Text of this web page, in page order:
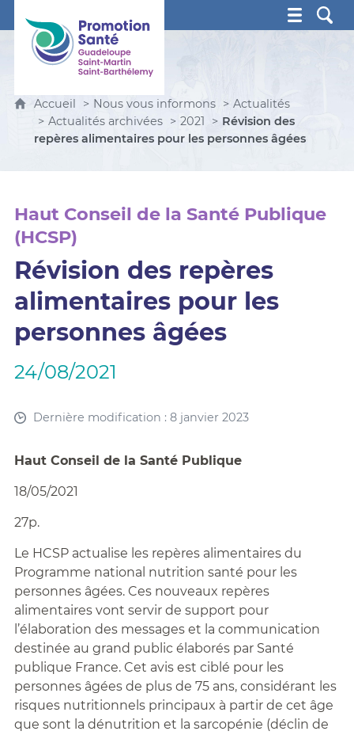
Promotion Santé Guadeloupe, Saint-Martin, Saint
Accueil Nous vous informons
Actualités
Actualités archivées
2021
Révision des
repères alimentaires pour les personnes âgées
Haut Conseil de la Santé Publique
(HCSP)
Révision des repères
alimentaires pour les
personnes âgées
24/08/2021
Dernière modification : 8 janvier 2023
Haut Conseil de la Santé Publique
18/05/2021
27p.
Le HCSP actualise les repères alimentaires du
Programme national nutrition santé pour les
personnes âgées. Ces nouveaux repères
alimentaires vont servir de support pour
l’élaboration des messages et la communication
destinée au grand public élaborés par Santé
publique France. Cet avis est ciblé pour les
personnes âgées de plus de 75 ans, considérant les
risques nutritionnels principaux à partir de cet âge
que sont la dénutrition et la sarcopénie (déclin de